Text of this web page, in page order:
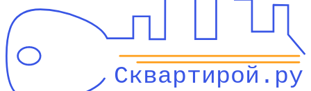
Сквартирой.ру